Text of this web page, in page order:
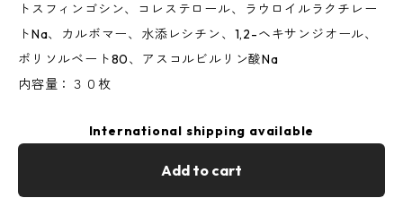
トスフィンゴシン、コレステロール、ラウロイルラクチレー
トNa、カルボマー、水添レシチン、1,2-ヘキサンジオール、
ポリソルベート80、アスコルビルリン酸Na
内容量：３０枚
International shipping available
Add to cart